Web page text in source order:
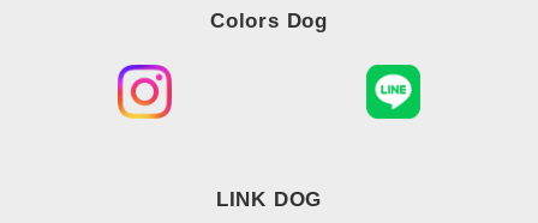
Colors Dog
LINK DOG